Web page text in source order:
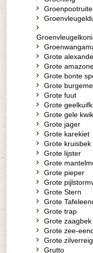
Grote
Grote
Grote bonte
Grote
Grote fuut
Grote
Grote gele
Grote jager
Grote karekiet
Grote kruisbek
Grote lijster
Grote
Grote pieper
Grote
Grote Stern
Grote
Grote trap
Grote zaagbek
Grote zee-
Grote
Grutto